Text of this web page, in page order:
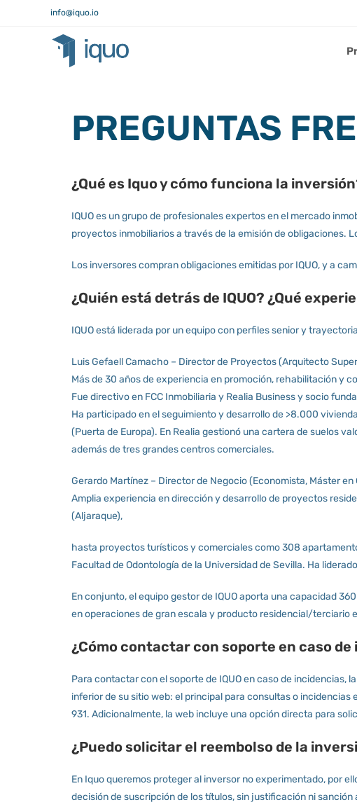
info@iquo.io
PREGUNTAS
¿Qué es Iquo y cómo funciona la
IQUO es un grupo de profesionales expertos en el mercado
proyectos inmobiliarios a través de la emisión de obligaciones.
Los inversores compran obligaciones emitidas por IQUO, y a
¿Quién está detrás de IQUO? ¿Qué
IQUO está liderada por un equipo con perfiles senior y
Luis Gefaell Camacho – Director de Proyectos (Arquitecto
Más de 30 años de experiencia en promoción, rehabilitación y
Fue directivo en FCC Inmobiliaria y Realia Business y socio
Ha participado en el seguimiento y desarrollo de >8.000
(Puerta de Europa). En Realia gestionó una cartera de suelos
además de tres grandes centros comerciales.
Gerardo Martínez – Director de Negocio (Economista, Máster
Amplia experiencia en dirección y desarrollo de proyectos
(Aljaraque),
hasta proyectos turísticos y comerciales como 308
Facultad de Odontología de la Universidad de Sevilla. Ha
En conjunto, el equipo gestor de IQUO aporta una capacidad
en operaciones de gran escala y producto residencial/terciario
¿Cómo contactar con soporte en caso de
Para contactar con el soporte de IQUO en caso de
inferior de su sitio web: el principal para consultas o
931. Adicionalmente, la web incluye una opción directa para
¿Puedo solicitar el reembolso de la
En Iquo queremos proteger al inversor no experimentado, por
decisión de suscripción de los títulos, sin justificación ni